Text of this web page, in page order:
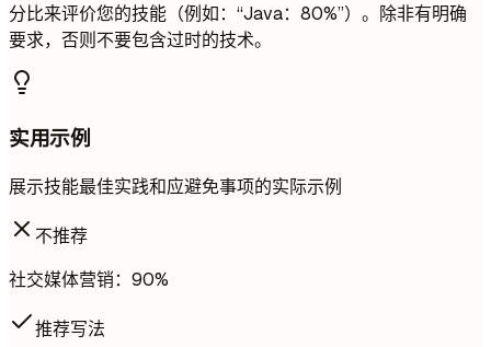
分比来评价您的技能（例如：“Java：80%”）。除非有明确
要求，否则不要包含过时的技术。
实用示例
展示技能最佳实践和应避免事项的实际示例
不推荐
社交媒体营销：90%
推荐写法